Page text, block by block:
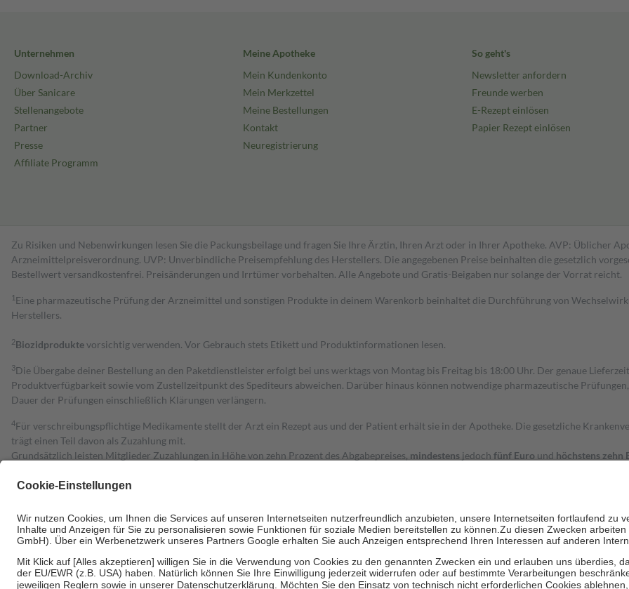
Unternehmen
Download-Archiv
Über Sanicare
Stellenangebote
Partner
Presse
Affiliate Programm
Meine Apotheke
Mein Kundenkonto
Mein Merkzettel
Meine Bestellungen
Kontakt
Neuregistrierung
So geht's
Newsletter anfordern
Freunde werben
E-Rezept einlösen
Papier Rezept einlösen
Zu Risiken und Nebenwirkungen lesen Sie die Packungsbeilage und fragen Sie Ihre Ärztin, Ihren Arzt oder in Ihrer Apotheke. AVP: Üblicher
Arzneimittelpreisverordnung. UVP: Unverbindliche Preisempfehlung des Herstellers. Die angegebenen Preise beinhalten die gesetzlich
Bestell­wert versand­kosten­frei. Preisänderungen und Irrtümer vorbehalten. Alle Angebote und Gratis-Beigaben nur solange der Vorrat reicht.
1 Eine pharmazeutische Prüfung der Arzneimittel und sonstigen Produkte in deinem Warenkorb beinhaltet die Durchführung von
Herstellers.
2Biozidproduktevorsichtig verwenden. Vor Gebrauch stets Etikett und Produktinformationen lesen.
3Die Übergabe deiner Bestellung an den Paketdienstleister erfolgt bei uns werktags von Montag bis Freitag bis 18:00 Uhr. Der genaue
Produktverfügbarkeit sowie vom Zustellzeitpunkt des Spediteurs abweichen. Darüber hinaus können notwendige pharmazeutische
Dauer der Prüfungen einschließlich Klärungen verlängern.
4Für verschreibungspflichtige Medikamente stellt der Arzt ein Rezept aus und der Patient erhält sie in der Apotheke. Die gesetzliche
trägt einen Teil davon als Zuzahlung mit.
Grundsätzlich leisten Mitglieder Zuzahlungen in Höhe von zehn Prozent des Abgabepreises, mindestens jedoch fünf Euro und höchstens zehn
Diese Regeln gelten grundsätzlich auch für Online-Apotheken.
Um das Engagement der Versicherten für ihre eigene Gesundheit zu stärken und die besondere Stellung der Familie zu unterstützen, fallen
• Kindern und Jugendlichen bis zum vollendeten 18. Lebensjahr mit Ausnahme der Fahrkosten
• Untersuchungen zur Vorsorge und Früherkennung, die von der GKV getragen werden
• empfohlenen Schutzimpfungen
• Harn- und Blutteststreifen